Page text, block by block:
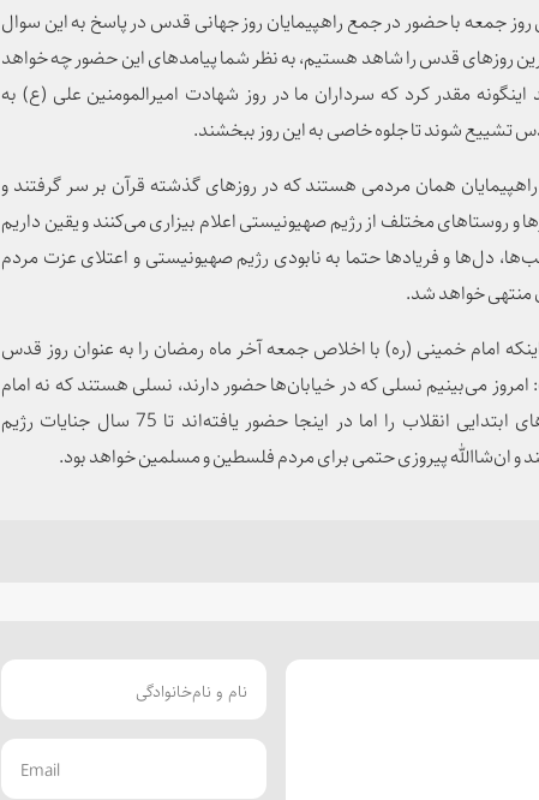
جمعه با حضور در جمع راهپیمایان روز جهانی قدس در پاسخ به این سوال
روزهای قدس را شاهد هستیم، به نظر شما پیامدهای این حضور چه خواهد
مقدر کرد که سرداران ما در روز شهادت امیرالمومنین علی (ع) به
تشییع شوند تا جلوه خاصی به این روز ببخشند.
همان مردمی هستند که در روزهای گذشته قرآن بر سر گرفتند و
و روستاهای مختلف از رژیم صهیونیستی اعلام بیزاری می‌کنند و یقین داریم
دل‌ها و فریادها حتما به نابودی رژیم صهیونیستی و اعتلای عزت مردم
خواهد شد.
امام خمینی (ره) با اخلاص جمعه آخر ماه رمضان را به عنوان روز قدس
می‌بینیم نسلی که در خیابان‌ها حضور دارند، نسلی هستند که نه امام
راحل را دیدند و نه روزهای ابتدایی انقلاب را اما در اینجا حضور یافته‌اند تا 75 سال جنایات رژیم
و ان‌شاالله پیروزی حتمی برای مردم فلسطین و مسلمین خواهد بود.